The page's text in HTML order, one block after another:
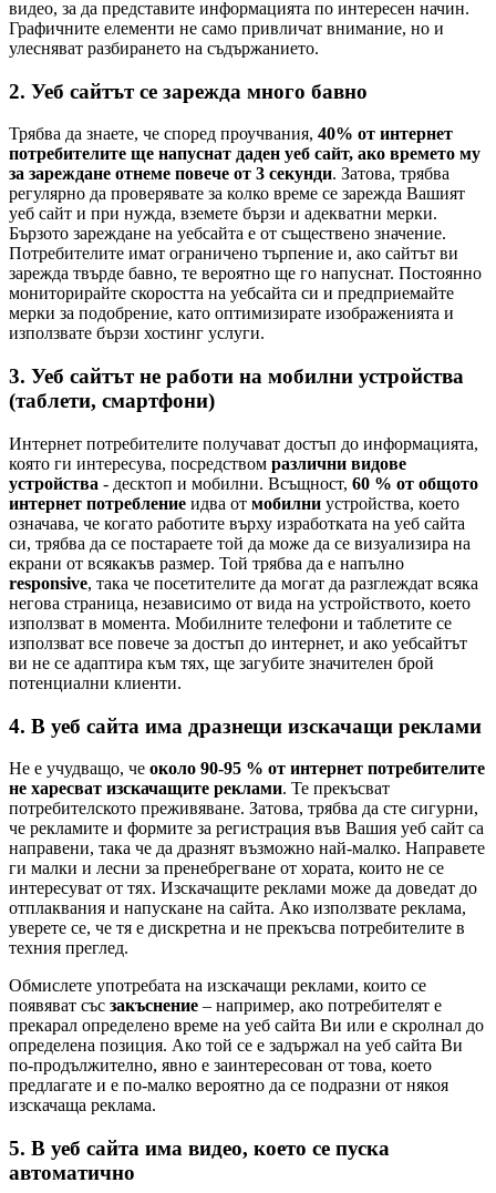
видео, за да представите информацията по интересен начин.
Графичните елементи не само привличат внимание, но и
улесняват разбирането на съдържанието.
2. Уеб сайтът се зарежда много бавно
Трябва да знаете, че според проучвания, 40% от интернет
потребителите ще напуснат даден уеб сайт, ако времето му
за зареждане отнеме повече от 3 секунди. Затова, трябва
регулярно да проверявате за колко време се зарежда Вашият
уеб сайт и при нужда, вземете бързи и адекватни мерки.
Бързото зареждане на уебсайта е от съществено значение.
Потребителите имат ограничено търпение и, ако сайтът ви
зарежда твърде бавно, те вероятно ще го напуснат. Постоянно
мониторирайте скоростта на уебсайта си и предприемайте
мерки за подобрение, като оптимизирате изображенията и
използвате бързи хостинг услуги.
3. Уеб сайтът не работи на мобилни устройства
(таблети, смартфони)
Интернет потребителите получават достъп до информацията,
която ги интересува, посредством различни видове
устройства - десктоп и мобилни. Всъщност, 60 % от общото
интернет потребление идва от мобилни устройства, което
означава, че когато работите върху изработката на уеб сайта
си, трябва да се постараете той да може да се визуализира на
екрани от всякакъв размер. Той трябва да е напълно
responsive, така че посетителите да могат да разглеждат всяка
негова страница, независимо от вида на устройството, което
използват в момента. Мобилните телефони и таблетите се
използват все повече за достъп до интернет, и ако уебсайтът
ви не се адаптира към тях, ще загубите значителен брой
потенциални клиенти.
4. В уеб сайта има дразнещи изскачащи реклами
Не е учудващо, че около 90-95 % от интернет потребителите
не харесват изскачащите реклами. Те прекъсват
потребителското преживяване. Затова, трябва да сте сигурни,
че рекламите и формите за регистрация във Вашия уеб сайт са
направени, така че да дразнят възможно най-малко. Направете
ги малки и лесни за пренебрегване от хората, които не се
интересуват от тях. Изскачащите реклами може да доведат до
отплаквания и напускане на сайта. Ако използвате реклама,
уверете се, че тя е дискретна и не прекъсва потребителите в
техния преглед.
Обмислете употребата на изскачащи реклами, които се
появяват със закъснение – например, ако потребителят е
прекарал определено време на уеб сайта Ви или е скролнал до
определена позиция. Ако той се е задържал на уеб сайта Ви
по-продължително, явно е заинтересован от това, което
предлагате и е по-малко вероятно да се подразни от някоя
изскачаща реклама.
5. В уеб сайта има видео, което се пуска
автоматично